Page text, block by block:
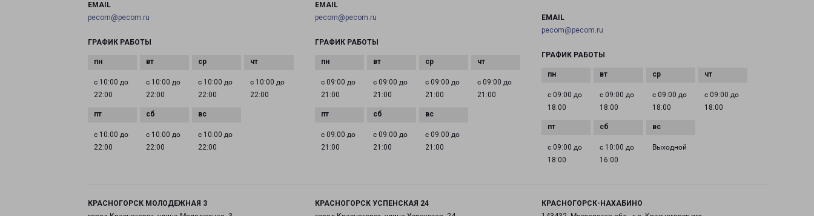
EMAIL
pecom@pecom.ru
ГРАФИК РАБОТЫ
с 10:00 до
22:00
с 10:00 до
22:00
с 10:00 до
22:00
с 10:00 до
22:00
с 10:00 до
22:00
с 10:00 до
22:00
с 10:00 до
22:00
EMAIL
pecom@pecom.ru
ГРАФИК РАБОТЫ
с 09:00 до
21:00
с 09:00 до
21:00
с 09:00 до
21:00
с 09:00 до
21:00
с 09:00 до
21:00
с 09:00 до
21:00
с 09:00 до
21:00
EMAIL
pecom@pecom.ru
ГРАФИК РАБОТЫ
с 09:00 до
18:00
с 09:00 до
18:00
с 09:00 до
18:00
с 09:00 до
18:00
с 09:00 до
18:00
с 10:00 до
16:00
Выходной
КРАСНОГОРСК МОЛОДЕЖНАЯ 3
КРАСНОГОРСК УСПЕНСКАЯ 24
КРАСНОГОРСК-НАХАБИНО